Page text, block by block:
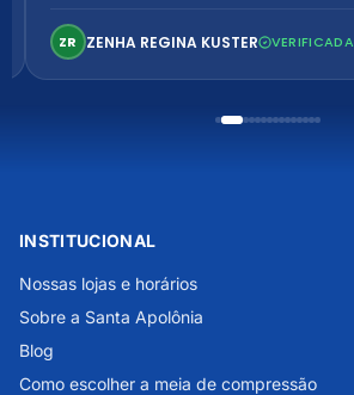
confortável. Perfeito!
ZR ZENHA REGINA KUSTER VERIFICADA
INSTITUCIONAL
Nossas lojas e horários
Sobre a Santa Apolônia
Blog
Como escolher a meia de compressão